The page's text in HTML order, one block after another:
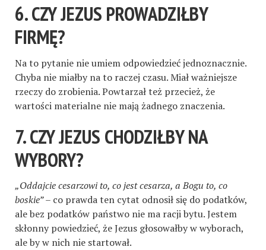
6. CZY JEZUS PROWADZIŁBY
FIRMĘ?
Na to pytanie nie umiem odpowiedzieć jednoznacznie.
Chyba nie miałby na to raczej czasu. Miał ważniejsze
rzeczy do zrobienia. Powtarzał też przecież, że
wartości materialne nie mają żadnego znaczenia.
7. CZY JEZUS CHODZIŁBY NA
WYBORY?
„Oddajcie cesarzowi to, co jest cesarza, a Bogu to, co
boskie”– co prawda ten cytat odnosił się do podatków,
ale bez podatków państwo nie ma racji bytu. Jestem
skłonny powiedzieć, że Jezus głosowałby w wyborach,
ale by w nich nie startował.